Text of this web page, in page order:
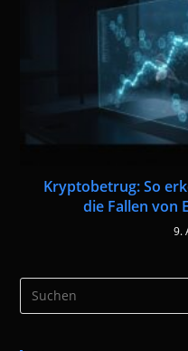
Kryptobetrug: So
die Fallen von
9.